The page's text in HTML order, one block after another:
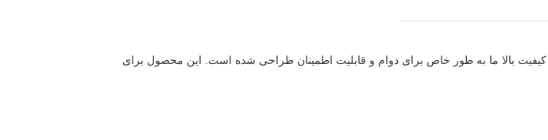
بالا ما به طور خاص برای دوام و قابلیت اطمینان طراحی شده است. این محصول برای